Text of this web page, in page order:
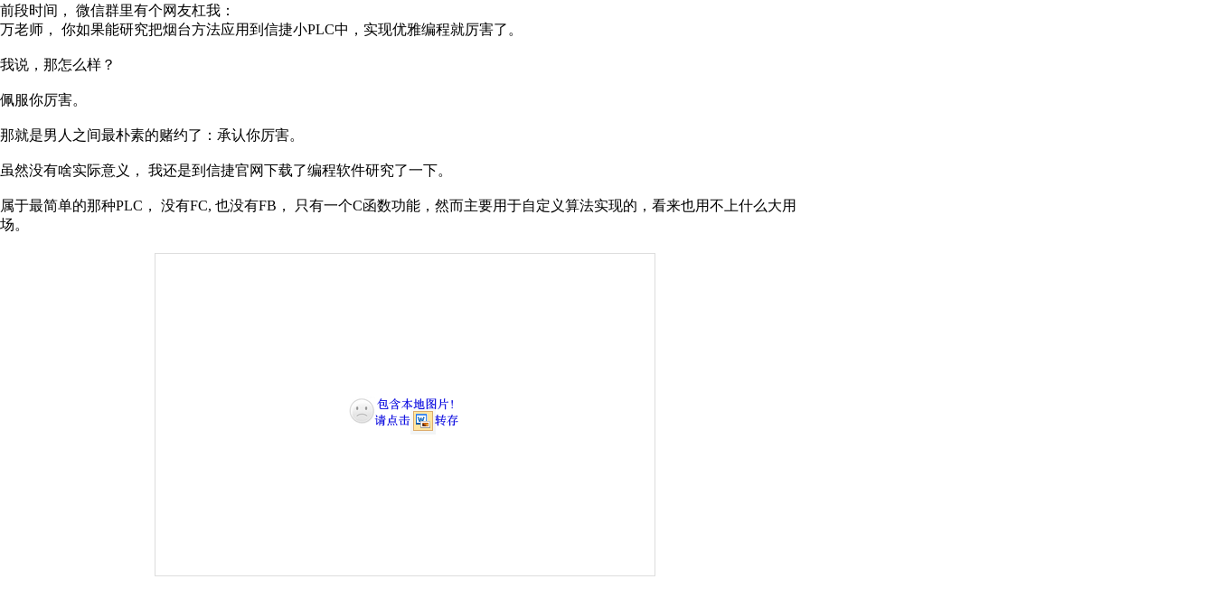
前段时间，
微信群里有个网友杠我：
万老师，
你如果能研究把烟台方法应用到信捷小PLC中，实现优雅编程就厉害了。
我说，那怎么样？
佩服你厉害。
那就是男人之间最朴素的赌约了：承认你厉害。
虽然没有啥实际意义， 我还是到信捷官网下载了编程软件研究了一下。
属于最简单的那种PLC ， 没有FC, 也没有FB ， 只有一个C函数功能，然而主要用于自定义算法实现的，看来也用不上什么大用
场。